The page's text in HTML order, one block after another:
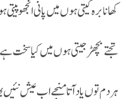
کھانا برہ کیتی ہوں میں پانی انجھو
تجتے بچھڑ جیتی ہوں میں کیا سخت
ہر دم توں یاد آتا منجے اب عیش نئیں